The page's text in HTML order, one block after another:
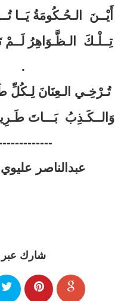
أَيْــنَ الـحُـكُومَةُ يَــا
تِــلْـكَ الـظَّـوَاهِرُ لَــمْ
.
تُـرْخِـي الـعِنَانَ
وَالــكَـذِبُ بَـــاتَ
عبدالناصر عليوي
شارك عبر